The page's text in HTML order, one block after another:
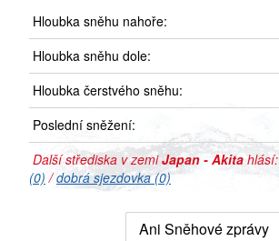
Hloubka sněhu nahoře:
Hloubka sněhu dole:
Hloubka čerstvého sněhu:
Poslední sněžení:
Další střediska v zemiJapan - Akita hlásí:
(0) /dobrá sjezdovka (0)
Ani Sněhové zprávy